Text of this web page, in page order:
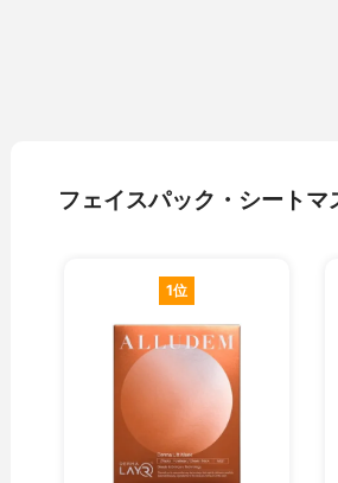
フェイスパック・シート
1位